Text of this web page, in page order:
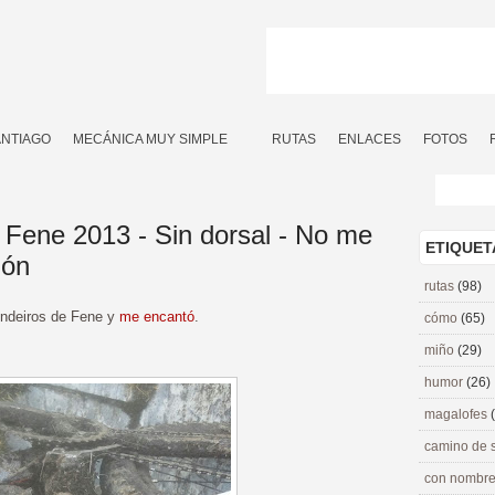
MECÁNICA MUY SIMPLE RUTAS ENLACES FOTOS
2013 - Sin dorsal - No me
de Fene y me encantó.
rutas (98)
cómo (65)
miño (29)
humor (26)
magalofes
camino de
con